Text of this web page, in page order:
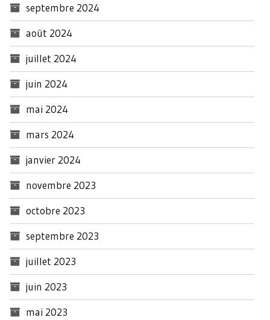
septembre 2024
août 2024
juillet 2024
juin 2024
mai 2024
mars 2024
janvier 2024
novembre 2023
octobre 2023
septembre 2023
juillet 2023
juin 2023
mai 2023